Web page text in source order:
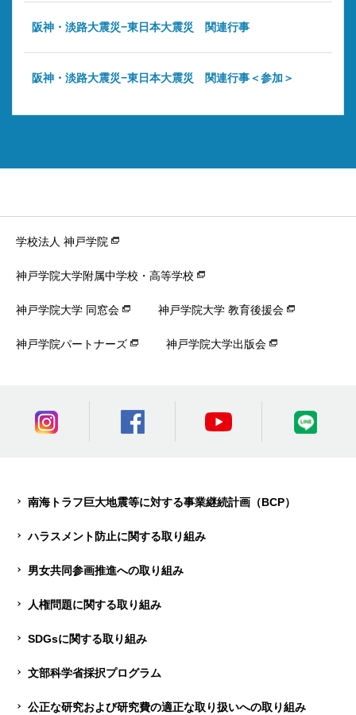
阪神・淡路大震災−東日本大震災 関連行事
阪神・淡路大震災−東日本大震災 関連行事＜参加＞
学校法人 神戸学院
神戸学院大学附属中学校・高等学校
神戸学院大学 同窓会 神戸学院大学 教育後援会
神戸学院パートナーズ 神戸学院大学出版会
南海トラフ巨大地震等に対する事業継続計画（BCP）
ハラスメント防止に関する取り組み
男女共同参画推進への取り組み
人権問題に関する取り組み
SDGsに関する取り組み
文部科学省採択プログラム
公正な研究および研究費の適正な取り扱いへの取り組み